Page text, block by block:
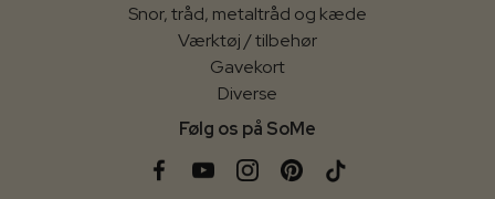
Snor, tråd, metaltråd og kæde
Værktøj / tilbehør
Gavekort
Diverse
Følg os på SoMe